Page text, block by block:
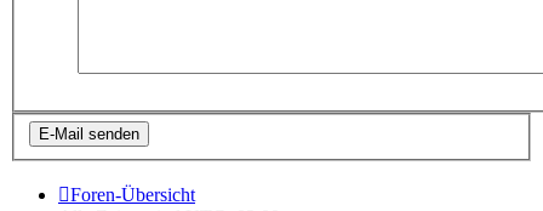
Foren-Übersicht